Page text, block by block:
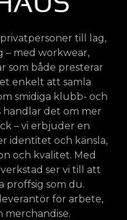
till lag,
– med workwear,
som både presterar
enkelt att samla
smidiga klubb- och
handlar det om mer
– vi erbjuder en
identitet och känsla,
och kvalitet. Med
ser vi till att
proffsig som du.
för arbete,
merchandise.